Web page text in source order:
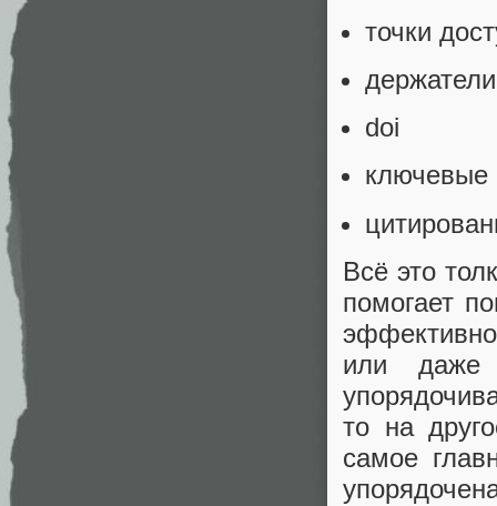
точки
doi
ключевые
Всё это
помогает
или даже
то на
самое